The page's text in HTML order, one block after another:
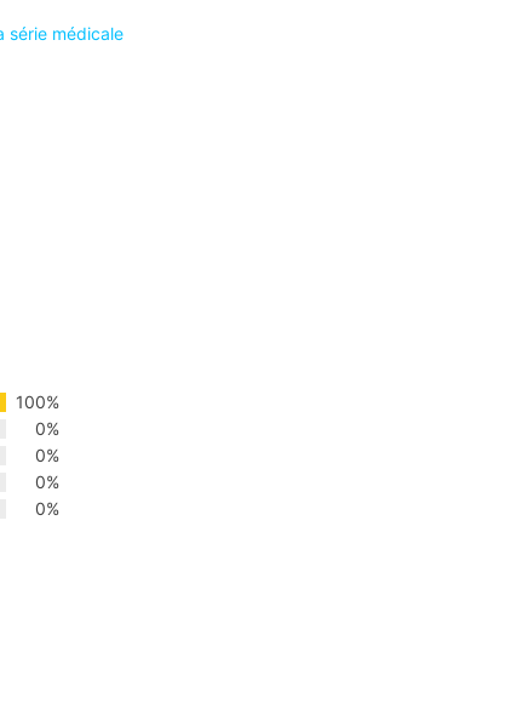
série médicale
100%
0%
0%
0%
0%